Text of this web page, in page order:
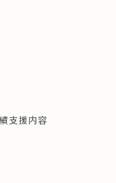
支援内容